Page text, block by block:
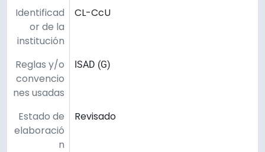
Identificad
or de la
institución
CL-CcU
Reglas y/o
convencio
nes usadas
ISAD (G)
Estado de
elaboració
n
Revisado